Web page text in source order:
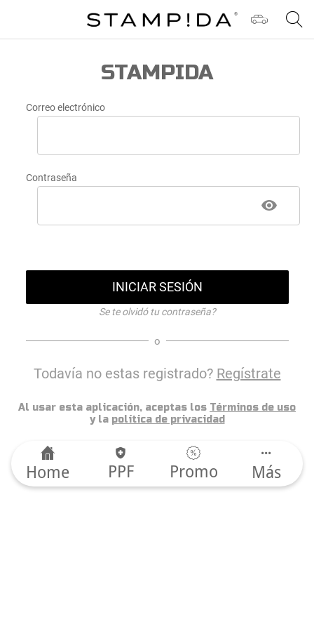
STAMPIDA
Correo electrónico
Contraseña
INICIAR SESIÓN
Se te olvidó tu contraseña?
o
Todavía no estas registrado? Regístrate
Al usar esta aplicación, aceptas los Términos de uso
y la política de privacidad
Home PPF Promo Más